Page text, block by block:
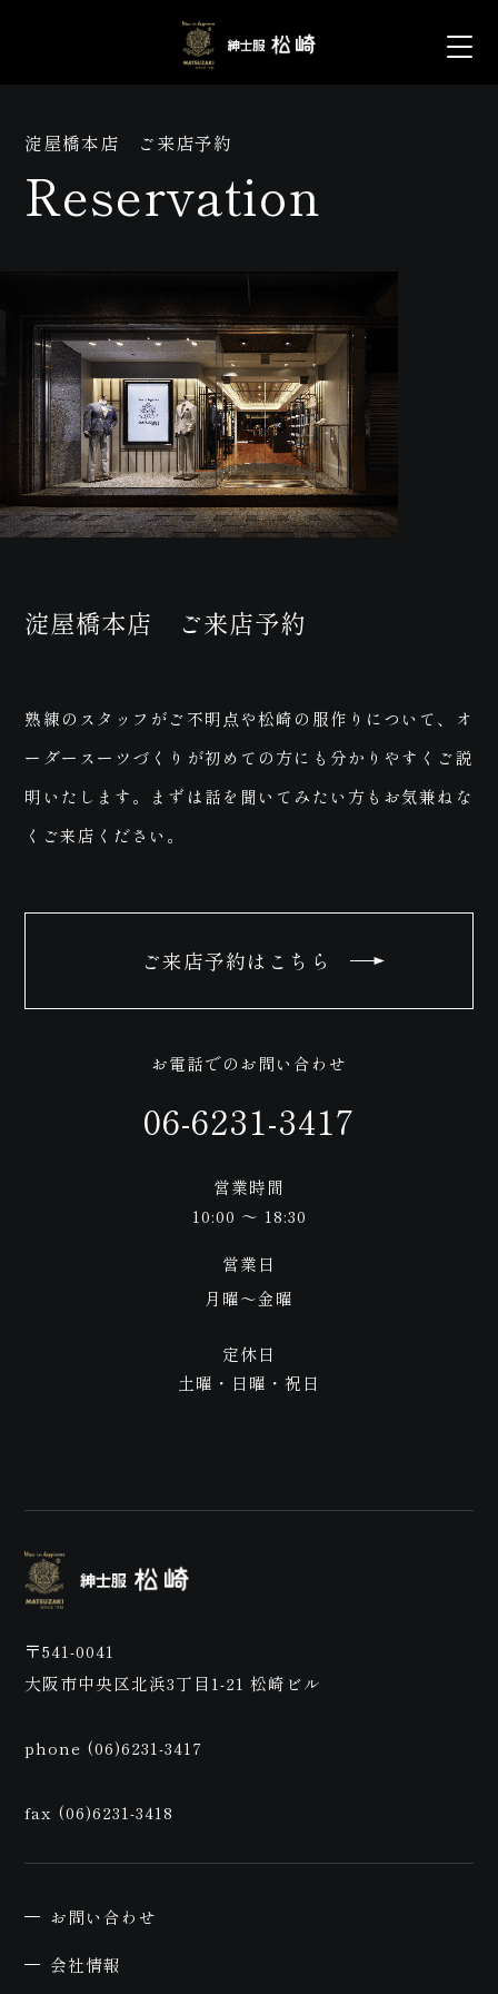
松崎について
商品
プライス
サポート
お知らせ
紹介動画
お問い合わせ
淀屋橋本店 ご来店予約
Reservation
淀屋橋本店 ご来店予約
熟練のスタッフがご不明点や松崎の服作りについて、オ
ーダースーツづくりが初めての方にも分かりやすくご説
明いたします。まずは話を聞いてみたい方もお気兼ねな
くご来店ください。
ご来店予約はこちら
お電話でのお問い合わせ
06-6231-3417
営業時間
10:00 ～ 18:30
営業日
月曜〜金曜
定休日
土曜・日曜・祝日
〒541-0041
大阪市中央区北浜3丁目1-21 松崎ビル
phone (06)6231-3417
fax (06)6231-3418
お問い合わせ
会社情報